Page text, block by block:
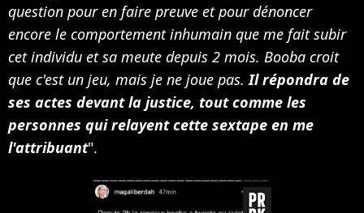
question pour en faire preuve et pour dénoncer
encore le comportement inhumain que me fait subir
cet individu et sa meute depuis 2 mois. Booba croit
que c'est un jeu, mais je ne joue pas.Il répondra de
ses actes devant la justice, tout comme les
personnes qui relayent cette sextape en me
l'attribuant".